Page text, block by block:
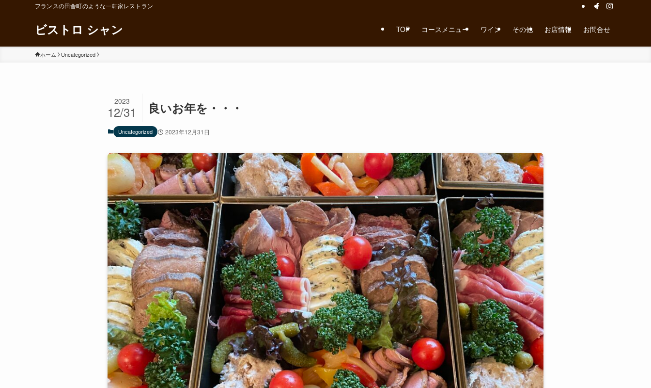
フランスの田舎町のような一軒家レストラン
ビストロ シャン TOP コースメニュー ワイン その他 お店情報 お問合せ
ホーム Uncategorized
良いお年を・・・
2023
12/31
Uncategorized 2023年12月31日